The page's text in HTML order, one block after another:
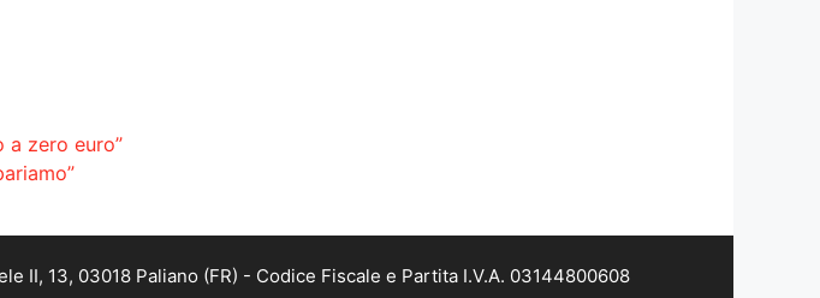
a zero euro”
II, 13, 03018 Paliano (FR) - Codice Fiscale e Partita I.V.A. 03144800608